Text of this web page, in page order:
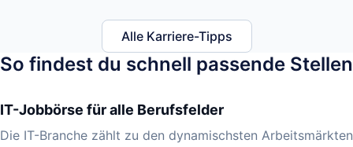
Alle Karriere-Tipps
So findest du schnell passende Stellen
IT-Jobbörse für alle Berufsfelder
Die IT-Branche zählt zu den dynamischsten Arbeitsmärkten